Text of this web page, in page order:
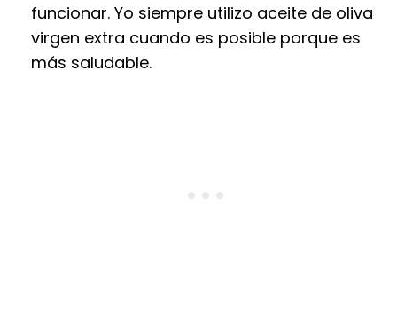
funcionar. Yo siempre utilizo aceite de oliva
virgen extra cuando es posible porque es
más saludable.